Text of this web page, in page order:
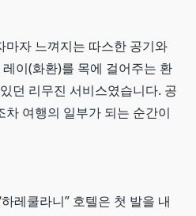
마자 느껴지는 따스한 공기와
이(화환)를 목에 걸어주는 환
던 리무진 서비스였습니다. 공
여행의 일부가 되는 순간이
레쿨라니” 호텔은 첫 발을 내